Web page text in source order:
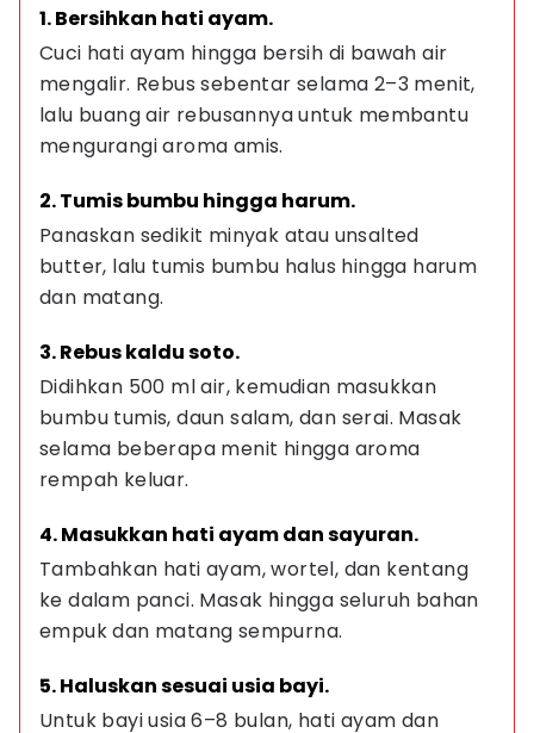
1. Bersihkan hati ayam.
Cuci hati ayam hingga bersih di bawah air
mengalir. Rebus sebentar selama 2–3 menit,
lalu buang air rebusannya untuk membantu
mengurangi aroma amis.
2. Tumis bumbu hingga harum.
Panaskan sedikit minyak atau unsalted
butter, lalu tumis bumbu halus hingga harum
dan matang.
3. Rebus kaldu soto.
Didihkan 500 ml air, kemudian masukkan
bumbu tumis, daun salam, dan serai. Masak
selama beberapa menit hingga aroma
rempah keluar.
4. Masukkan hati ayam dan sayuran.
Tambahkan hati ayam, wortel, dan kentang
ke dalam panci. Masak hingga seluruh bahan
empuk dan matang sempurna.
5. Haluskan sesuai usia bayi.
Untuk bayi usia 6–8 bulan, hati ayam dan